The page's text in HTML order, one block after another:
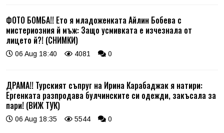
ФОТО БОМБА!! Ето я младоженката Айлин Бобева с
мистериозния й мъж: Защо усмивката е изчезнала от
лицето й?! (СНИМКИ)
06 Aug 18:40 4081 0
ДРАМА!! Турският съпруг на Ирина Карабаджак я натири:
Ергенката разпродава булчинските си одежди, закъсала за
пари! (ВИЖ ТУК)
06 Aug 18:35 5544 0